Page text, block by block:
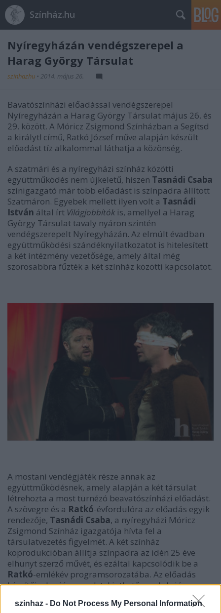
szinhaz - Do Not Process My Personal Information
Színház.hu
Nyíregyházán vendégszerepel a
Harag György Társulat
szinhazhu • 2014. május 26.
Bavatószínházi előadással vendégszerepel
Nyíregyházán a Harag György Társulat május 26. és
29. között. A Móricz Zsigmond Színházban a Segítsd
a királyt! című, Ratkó József műve alapján készült
előadást tíz alkalommal láthatja a közönség.
A szatmári és a nyíregyházi színház közötti
együttműködés nem újkeletű, hiszen Tasnádi Csaba
színigazgató már több előadást is színpadra állított
Szatmáron. Egyebek mellett ilyen volt a Tasnádi
István által írt Világjobbítók is, amellyel a Harag
György Társulat tavaly nyáron szintén
vendégszerepelt Nyíregyházán. Az elmúlt évadban
együttműködési szándéknyilatkozatot is hitelesített
a két intézmény vezetősége, amely által még
szorosabbra fűzték a két színház közötti kapcsolatot.
A mostani vendégjáték része annak az
együttműködésnek, amely alapján a két társulat
létrehozta a most turnézó beavatószínházi előadást.
A szövegre és a Ratkó-évfordulóra az előadás egyik
rendezője, Tasnádi Csaba, a nyíregyházi Móricz
Zsigmond Színház igazgatója hívta fel a
társulatvezetés figyelmét. A két színház
koprodukcióban állítja színpadra az idén 25 éve
elhunyt szerző művét, és ezáltal kapcsolódik be a
Ratkó-emlékév programsorozatába. Az előadás
készítői a kuriózumnak tekinthető produkció
keretében kívánják behatóbban is megismertetni a
nézőkkel a színházi munkafolyamatot; bemutatva